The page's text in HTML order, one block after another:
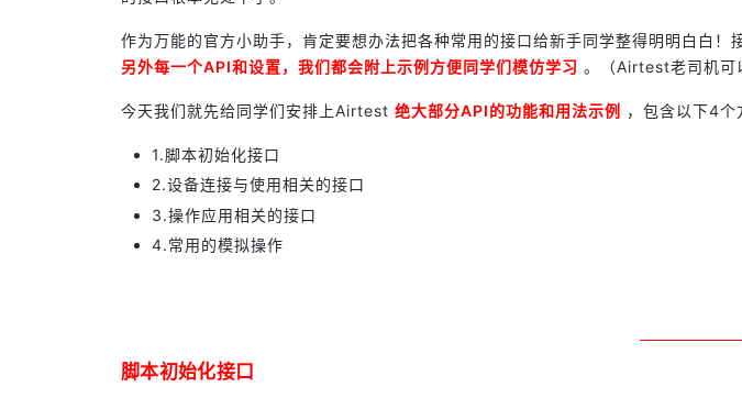
作为万能的官方小助手，肯定要想办法把各种常用的接口给新手同学整得明明白白
另外每一个API和设置，我们都会附上示例方便同学们模仿学习 。（Airtest老司机可
今天我们就先给同学们安排上Airtest 绝大部分API的功能和用法示例 ，包含以下4个
1.脚本初始化接口
2.设备连接与使用相关的接口
3.操作应用相关的接口
4.常用的模拟操作
脚本初始化接口